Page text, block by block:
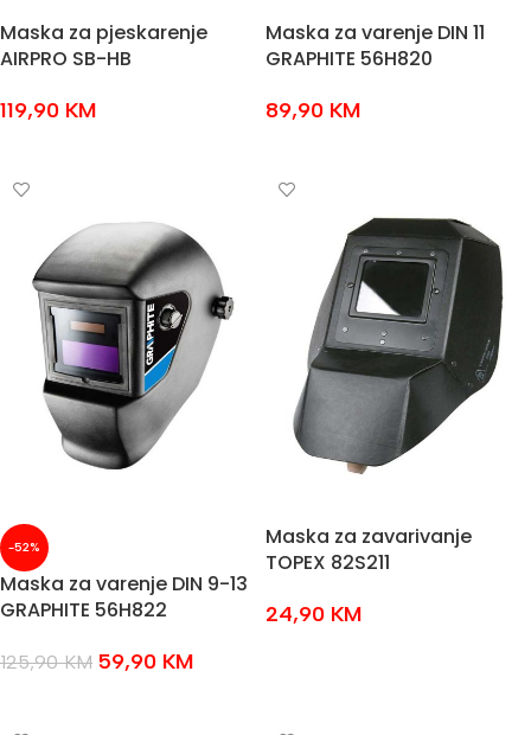
Maska za pjeskarenje
AIRPRO SB-HB
119,90 KM
Maska za varenje DIN 11
GRAPHITE 56H820
89,90 KM
-52%
Maska za varenje DIN 9-13
GRAPHITE 56H822
125,90KM 59,90 KM
Maska za zavarivanje
TOPEX 82S211
24,90 KM